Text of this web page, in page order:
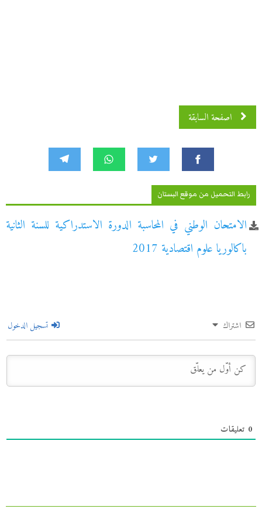
اصفحة السابقة
رابط التحميل من موقع البستان
الامتحان الوطني في المحاسبة الدورة الاستدراكية للسنة الثانية
باكالوريا علوم اقتصادية 2017
اشتراك تسجيل الدخول
0 تعليقات